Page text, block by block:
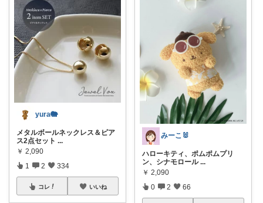
yura🐘
メタルボールネックレス＆ピア
ス2点セット ...
￥ 2,090
1 2 334
コレ いいね
みーこ🐰
ハローキティ、ポムポムプリ
ン、シナモロール ...
￥ 2,090
0 2 66